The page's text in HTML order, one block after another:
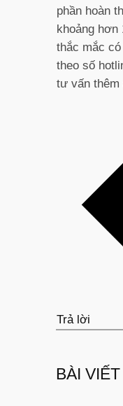
phần hoàn
khoảng hơn
thắc mắc
theo số
tư vấn thêm
Trả lời
BÀI